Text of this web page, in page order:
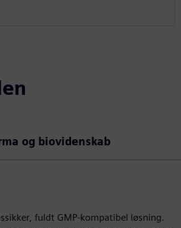
og biovidenskab
fuldt GMP-kompatibel løsning.